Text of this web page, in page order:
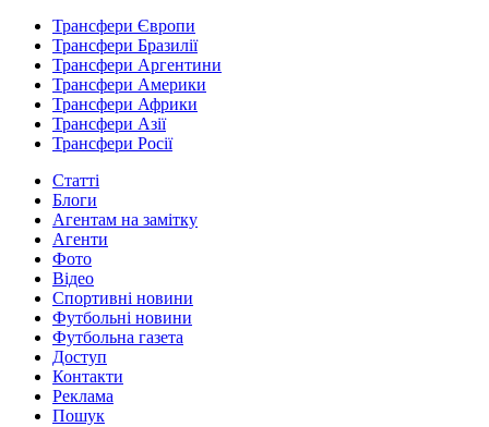
Трансфери Європи
Трансфери Бразилії
Трансфери Аргентини
Трансфери Америки
Трансфери Африки
Трансфери Азії
Трансфери Росії
Статті
Блоги
Агентам на замітку
Агенти
Фото
Відео
Спортивні новини
Футбольні новини
Футбольна газета
Доступ
Контакти
Реклама
Пошук